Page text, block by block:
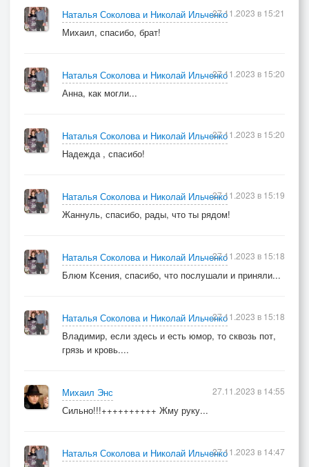
Наталья Соколова и Николай Ильченко
Михаил, спасибо, брат!
27.11.2023 в 15:21
Наталья Соколова и Николай Ильченко
Анна, как могли...
27.11.2023 в 15:20
Наталья Соколова и Николай Ильченко
Надежда , спасибо!
27.11.2023 в 15:20
Наталья Соколова и Николай Ильченко
Жаннуль, спасибо, рады, что ты рядом!
27.11.2023 в 15:19
Наталья Соколова и Николай Ильченко
Блюм Ксения, спасибо, что послушали и приняли...
27.11.2023 в 15:18
Наталья Соколова и Николай Ильченко
Владимир, если здесь и есть юмор, то сквозь пот,
грязь и кровь....
27.11.2023 в 15:18
Михаил Энс
Сильно!!!++++++++++ Жму руку...
27.11.2023 в 14:55
Наталья Соколова и Николай Ильченко27.11.2023 в 14:47